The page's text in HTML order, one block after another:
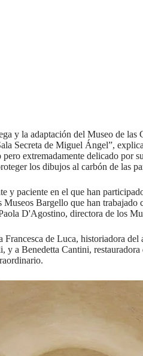
y la adaptación del Museo de las
Secreta de Miguel Ángel”,
extremadamente delicado por
los dibujos al carbón de las
y paciente en el que han
Museos Bargello que han trabajado
D'Agostino, directora de los
Francesca de Luca, historiadora
y a Benedetta Cantini,